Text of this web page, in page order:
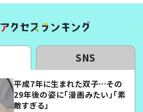
SNS
平成7年に生まれた双子…その
29年後の姿に「漫画みたい」「素
敵すぎる」